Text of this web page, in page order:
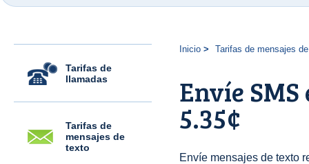
Tarifas de
llamadas
Tarifas de
mensajes de
texto
Inicio Tarifas de mensajes
Envíe
5.35¢
Envíe mensajes de texto